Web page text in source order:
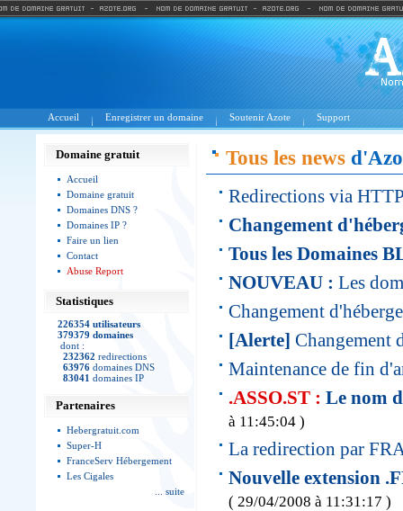
Accueil Enregistrer un domaine Soutenir Azote Support
Domaine gratuit
Accueil
Domaine gratuit
Domaines DNS ?
Domaines IP ?
Faire un lien
Contact
Abuse Report
Statistiques
226354 utilisateurs
379379 domaines
dont :
232362 redirections
63976 domaines DNS
83041 domaines IP
Partenaires
Hebergratuit.com
Super-H
FranceServ Hébergement
Les Cigales
... suite
Tous les news
Redirections via
Changement
Tous les Domaines
NOUVEAU : Les
Changement
[Alerte] Changement
Maintenance de fin
.ASSO.ST : Le nom
à 11:45:04 )
La redirection par
Nouvelle extension
( 29/04/2008 à 11:31:17 )